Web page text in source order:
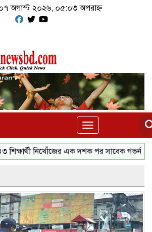
অগাস্ট ২০২৬, ০৫:০৩ অপরাহ্ন
Toggle
navigation
নিখোঁজের এক দশক পর সাবেক গভর্নর